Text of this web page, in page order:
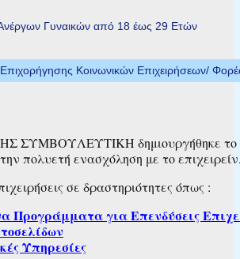
Ανέργων Γυναικών από 18 έως 29 Ετών
Κοινωνικών Επιχειρήσεων/
ΣΥΜΒΟΥΛΕΥΤΙΚΗ δημιουργήθηκε το
πολυετή ενασχόληση με το
σε δραστηριότητες όπως :
Προγράμματα για Επενδύσεις
Υπηρεσίες